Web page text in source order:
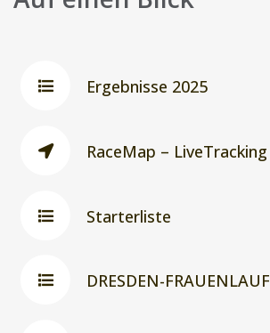
Ergebnisse 2025
RaceMap – LiveTracking
Starterliste
DRESDEN-FRAUENLAUF